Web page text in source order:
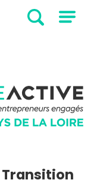
Transition